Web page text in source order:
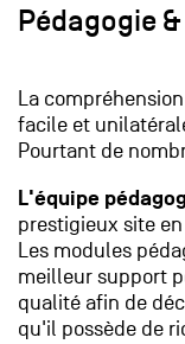
Pédagogie
La
facile et
Pourtant de
L'équipe
prestigieux site
Les modules
meilleur support
qualité afin de
qu'il possède de